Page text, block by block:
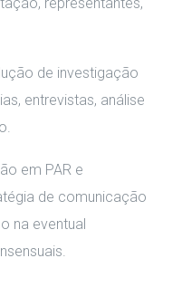
de investigação
entrevistas, análise
em PAR e
de comunicação
na eventual